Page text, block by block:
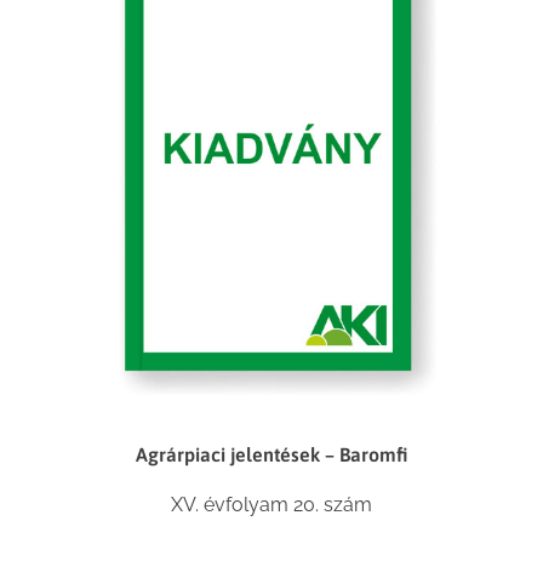
Agrárpiaci jelentések – Baromfi
XV. évfolyam 20. szám